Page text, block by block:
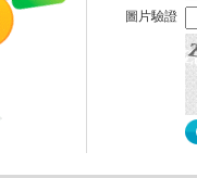
圖片驗證